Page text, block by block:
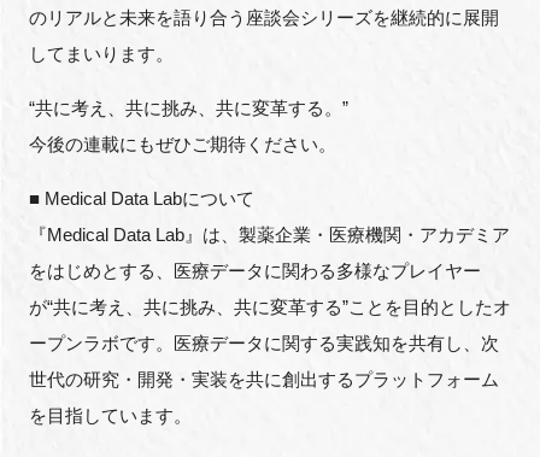
のリアルと未来を語り合う座談会シリーズを継続的に展開
してまいります。
“共に考え、共に挑み、共に変革する。”
今後の連載にもぜひご期待ください。
■ Medical Data Labについて
『Medical Data Lab』は、製薬企業・医療機関・アカデミア
をはじめとする、医療データに関わる多様なプレイヤー
が“共に考え、共に挑み、共に変革する”ことを目的としたオ
ープンラボです。医療データに関する実践知を共有し、次
世代の研究・開発・実装を共に創出するプラットフォーム
を目指しています。